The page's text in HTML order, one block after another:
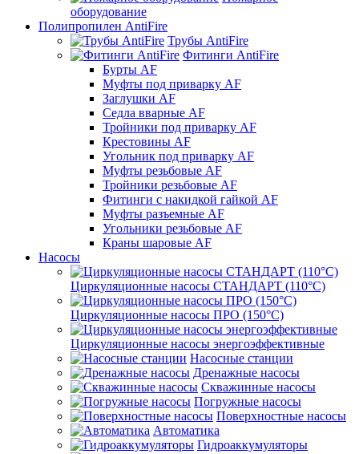
оборудование
Полипропилен AntiFire
Трубы AntiFire
Фитинги AntiFire
Бурты AF
Муфты под приварку AF
Заглушки AF
Седла вварные AF
Тройники под приварку AF
Крестовины AF
Угольник под приварку AF
Муфты резьбовые AF
Тройники резьбовые AF
Фитинги с накидкой гайкой AF
Муфты разъемные AF
Угольники резьбовые AF
Краны шаровые AF
Насосы
Циркуляционные насосы СТАНДАРТ (110°C)
Циркуляционные насосы ПРО (150°C)
Циркуляционные насосы энергоэффективные
Насосные станции
Дренажные насосы
Скважинные насосы
Погружные насосы
Поверхностные насосы
Автоматика
Гидроаккумуляторы